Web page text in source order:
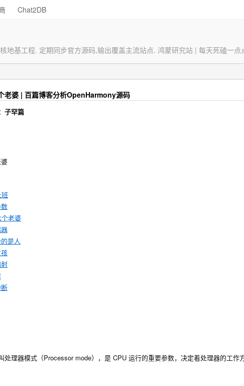
Chat2DB
地基工程. 定期同步官方源码,输出覆盖主流站点. 鸿蒙研究站 | 每天死磕一
老婆 | 百篇博客分析OpenHarmony源码
子罕篇
老婆
是人
理器模式（Processor mode），是 CPU 运行的重要参数，决定着处理器的工作